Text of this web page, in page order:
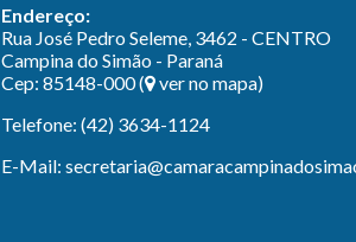
Endereço:
Rua José Pedro Seleme, 3462 - CENTRO
Campina do Simão - Paraná
Cep: 85148-000 (
ver no mapa)
Telefone: (42) 3634-1124
E-Mail: